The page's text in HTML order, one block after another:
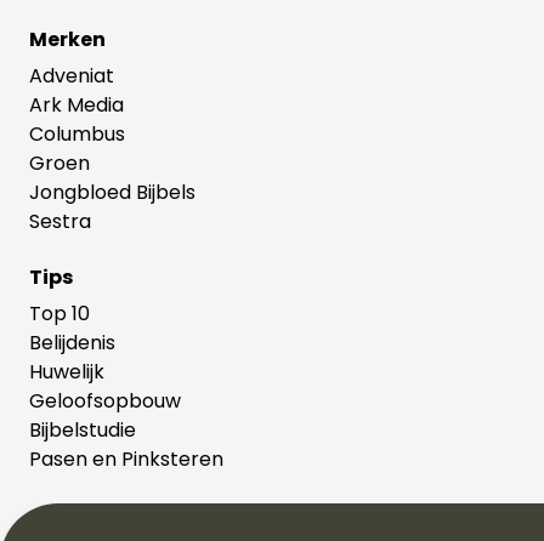
Merken
Adveniat
Ark Media
Columbus
Groen
Jongbloed Bijbels
Sestra
Tips
Top 10
Belijdenis
Huwelijk
Geloofsopbouw
Bijbelstudie
Pasen en Pinksteren